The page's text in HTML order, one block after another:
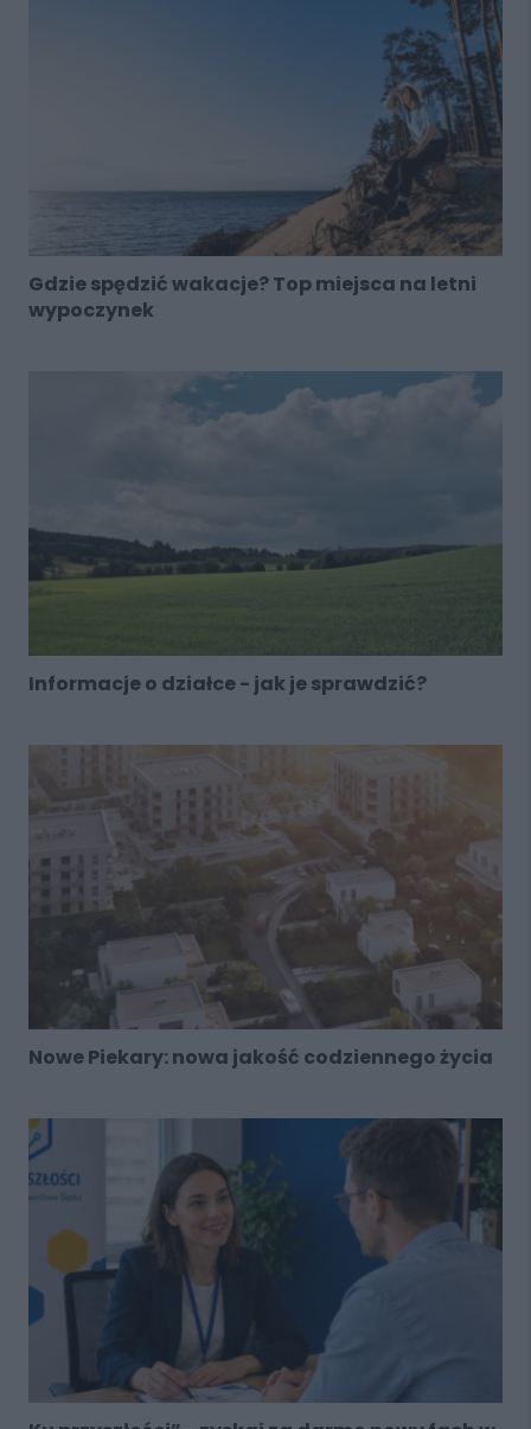
Gdzie spędzić wakacje? Top miejsca na letni
wypoczynek
Informacje o działce - jak je sprawdzić?
Nowe Piekary: nowa jakość codziennego życia